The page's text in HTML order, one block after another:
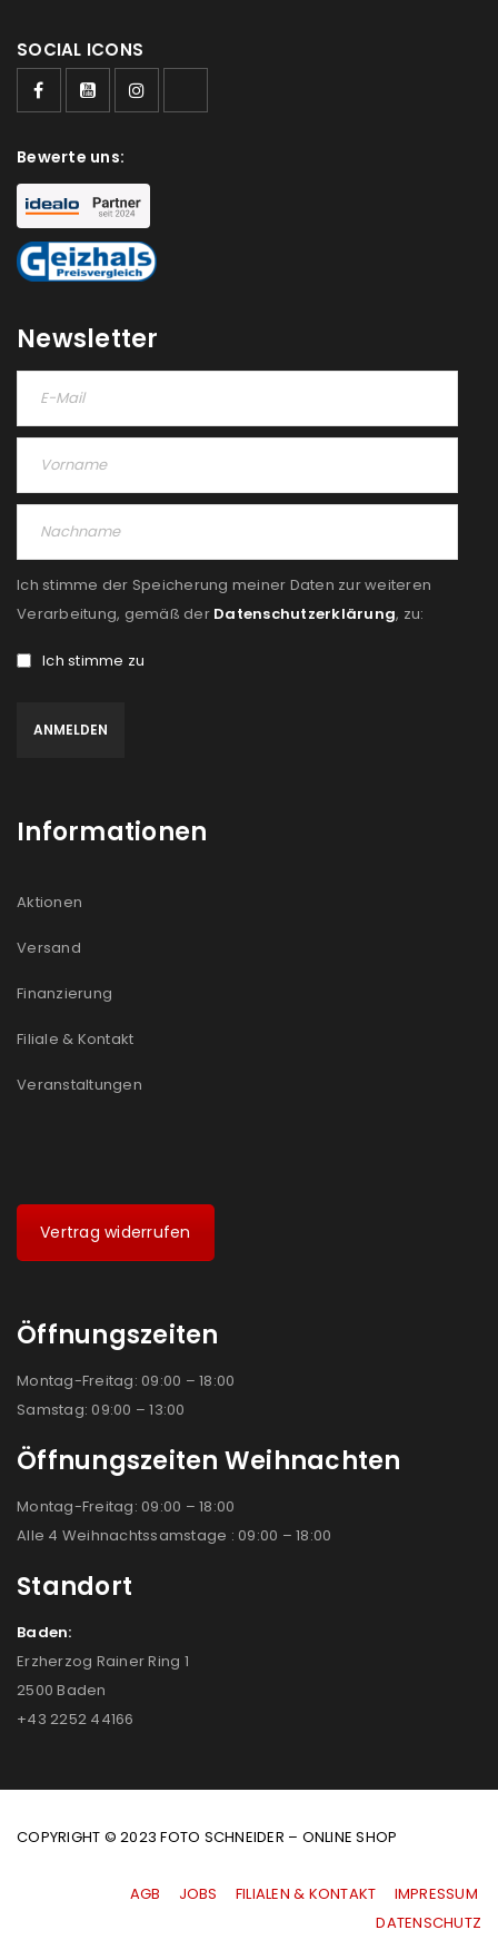
ANMELDEN
Passwort*
Anmeldeformular geschützt durch
ANMELDEN
PASSWORT VERGESSEN?
REGISTRIEREN
E-Mail-Adresse
deine E-Mail-Adresse gesendet.
Please select all the ways you would like to hear from
Ich stimme zu
Ja, ich möchte ein Kundenkonto eröffnen und
akzeptiere die
SOCIAL ICONS
Bewerte uns:
Newsletter
Ich stimme der Speicherung meiner Daten zur weiteren
Verarbeitung, gemäß der Datenschutzerklärung, zu:
Ich stimme zu
Informationen
Aktionen
Versand
Finanzierung
Filiale & Kontakt
Veranstaltungen
Vertrag widerrufen
Öffnungszeiten
Montag-Freitag: 09:00 – 18:00
Samstag: 09:00 – 13:00
Öffnungszeiten Weihnachten
Montag-Freitag: 09:00 – 18:00
Alle 4 Weihnachtssamstage : 09:00 – 18:00
Standort
Baden:
Erzherzog Rainer Ring 1
2500 Baden
+43 2252 44166
COPYRIGHT © 2023 FOTO SCHNEIDER – ONLINE SHOP
AGB JOBS FILIALEN & KONTAKT
IMPRESSUM
|DATENSCHUTZ